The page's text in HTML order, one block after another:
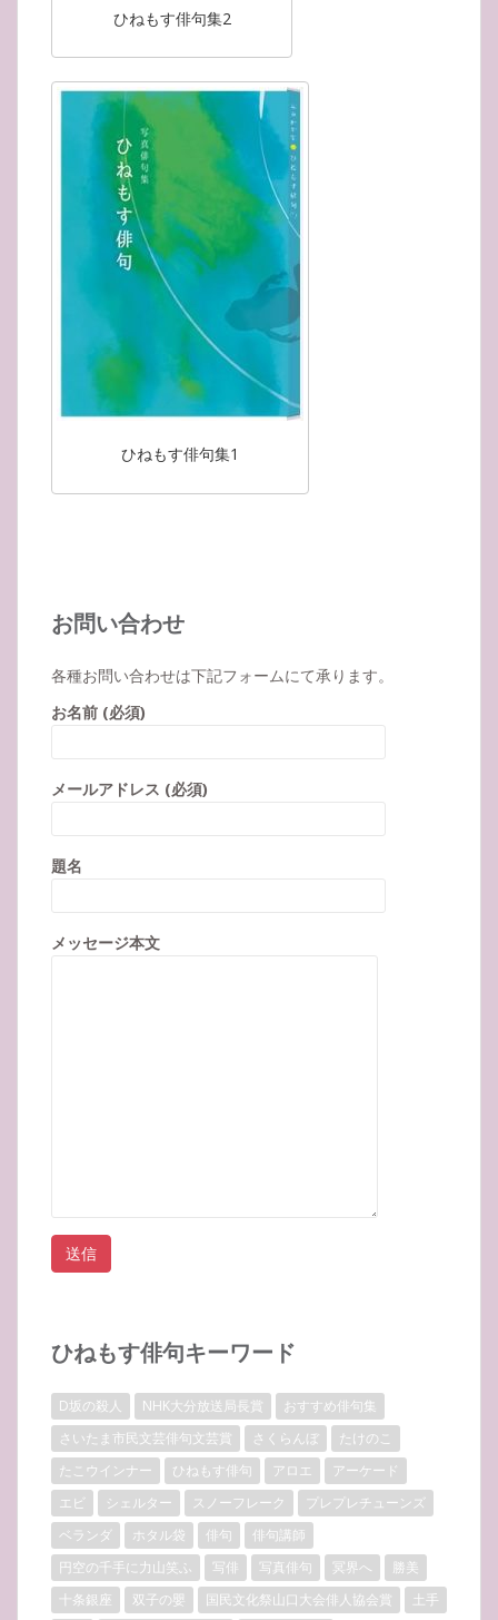
ひねもす俳句集2
ひねもす俳句集1
お問い合わせ
各種お問い合わせは下記フォームにて承ります。
お名前 (必須)
メールアドレス (必須)
題名
メッセージ本文
ひねもす俳句キーワード
D坂の殺人 NHK大分放送局長賞
おすすめ俳句集
さいたま市民文芸俳句文芸賞
さくらんぼ
たけのこ
たこウインナー
ひねもす俳句 アロエ
アーケード
エビ
シェルター スノーフレーク
プレプレチューンズ
ベランダ
ホタル袋 俳句
俳句講師
円空の千手に力山笑ふ
写俳 写真俳句 冥界へ
勝美
十条銀座
双子の嬰 国民文化祭山口大会俳人協会賞 土手